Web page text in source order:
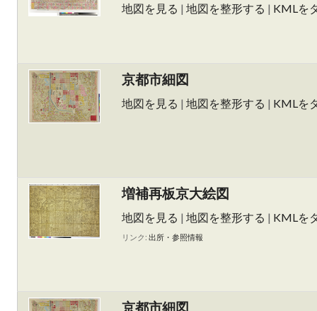
地図を見る | 地図を整形する | KMLを
京都市細図
地図を見る | 地図を整形する | KMLを
増補再板京大絵図
地図を見る | 地図を整形する | KMLを
リンク: 出所・参照情報
京都市細図